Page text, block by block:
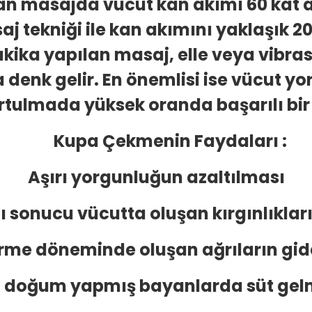
tekniği ile kan akımını yaklaşık
yapılan masaj, elle veya
gelir. En önemlisi ise vücut
yüksek oranda başarılı
Kupa Çekmenin Faydaları :
Aşırı yorgunluğun azaltılması
sonucu vücutta oluşan
döneminde oluşan ağrıların
doğum yapmış bayanlarda süt